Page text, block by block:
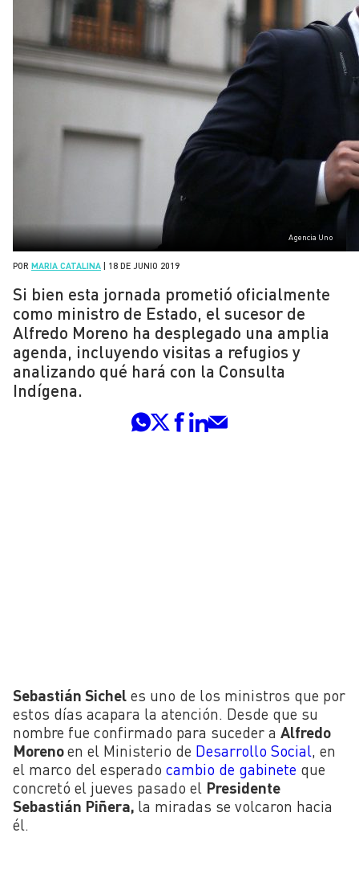
Agencia Uno
POR MARIA CATALINA 18 DE JUNIO 2019
Si bien esta jornada prometió oficialmente
como ministro de Estado, el sucesor de
Alfredo Moreno ha desplegado una amplia
agenda, incluyendo visitas a refugios y
analizando qué hará con la Consulta
Indígena.
Sebastián Sichel es uno de los ministros que por
estos días acapara la atención. Desde que su
nombre fue confirmado para suceder a Alfredo
Morenoen el Ministerio de Desarrollo Social , en
el marco del esperado cambio de gabinete que
concretó el jueves pasado el Presidente
Sebastián Piñera, la miradas se volcaron hacia
él.